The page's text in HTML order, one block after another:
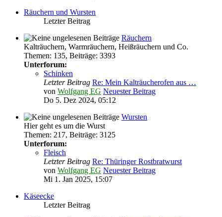
Räuchern und Wursten
Letzter Beitrag
Räuchern
Kalträuchern, Warmräuchern, Heißräuchern und Co.
Themen: 135, Beiträge: 3393
Unterforum:
Schinken
Letzter Beitrag Re: Mein Kalträucherofen aus …
von Wolfgang EG Neuester Beitrag
Do 5. Dez 2024, 05:12
Wursten
Hier geht es um die Wurst
Themen: 217, Beiträge: 3125
Unterforum:
Fleisch
Letzter Beitrag Re: Thüringer Rostbratwurst
von Wolfgang EG Neuester Beitrag
Mi 1. Jan 2025, 15:07
Käseecke
Letzter Beitrag